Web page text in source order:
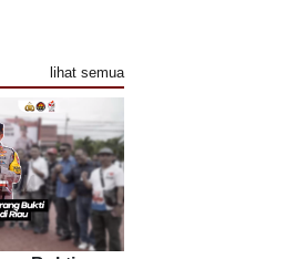
lihat semua